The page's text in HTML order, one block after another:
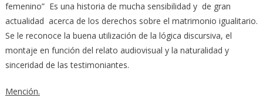
femenino” Es una historia de mucha sensibilidad y de gran
actualidad acerca de los derechos sobre el matrimonio igualitario.
Se le reconoce la buena utilización de la lógica discursiva, el
montaje en función del relato audiovisual y la naturalidad y
sinceridad de las testimoniantes.
Mención.